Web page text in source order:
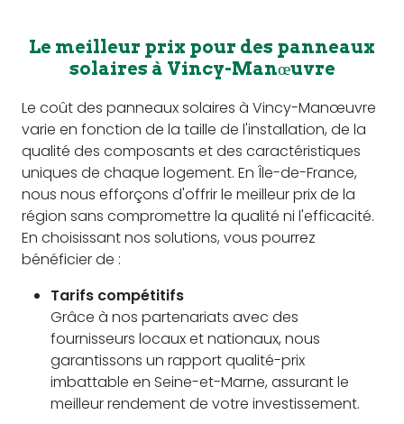
Le meilleur prix pour des panneaux
solaires à Vincy-Manœuvre
Le coût des panneaux solaires à Vincy-Manœuvre
varie en fonction de la taille de l'installation, de la
qualité des composants et des caractéristiques
uniques de chaque logement. En Île-de-France,
nous nous efforçons d'offrir le meilleur prix de la
région sans compromettre la qualité ni l'efficacité.
En choisissant nos solutions, vous pourrez
bénéficier de :
Tarifs compétitifs
Grâce à nos partenariats avec des
fournisseurs locaux et nationaux, nous
garantissons un rapport qualité-prix
imbattable en Seine-et-Marne, assurant le
meilleur rendement de votre investissement.